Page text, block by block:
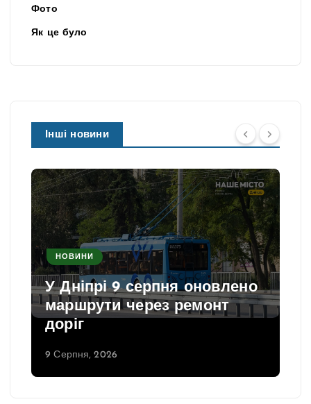
Фото
Як це було
Інші новини
НОВИНИ
У Дніпрі 9 серпня оновлено
маршрути через ремонт
доріг
9 Серпня, 2026